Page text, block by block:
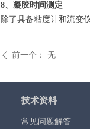
8、凝胶时间测定
除了具备粘度计和流变
ꄴ 前一个： 无
常见问题解答
技术资料